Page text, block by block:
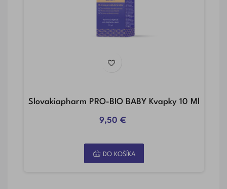
Slovakiapharm PRO-BIO BABY Kvapky 10 Ml
9,50 €
DO KOŠÍKA